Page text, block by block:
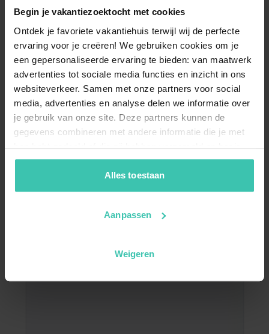
Begin je vakantiezoektocht met cookies
Ontdek je favoriete vakantiehuis terwijl wij de perfecte
ervaring voor je creëren! We gebruiken cookies om je
een gepersonaliseerde ervaring te bieden: van maatwerk
advertenties tot sociale media functies en inzicht in ons
websiteverkeer. Samen met onze partners voor social
media, advertenties en analyse delen we informatie over
je gebruik van onze site. Deze partners kunnen de
gegevens combineren met andere informatie die je met
hen hebt gedeeld of die zij hebben verzameld op basis
van je gebruik van hun diensten. Zo zorgen we ervoor dat
jouw vakantiezoektocht soepel en op maat verloopt!
Alles toestaan
Aanpassen
Weigeren